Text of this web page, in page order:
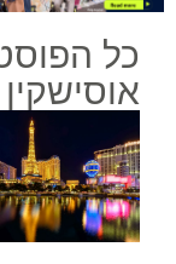
כל
אוסישקין